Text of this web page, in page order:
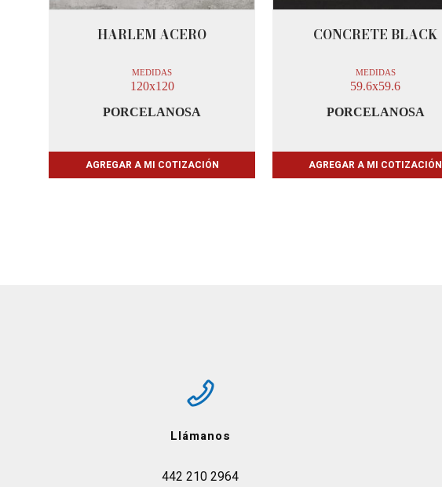
HARLEM ACERO
MEDIDAS
120x120
PORCELANOSA
AGREGAR A MI COTIZACIÓN
CONCRETE BLACK
MEDIDAS
59.6x59.6
PORCELANOSA
AGREGAR A MI COTIZACIÓN
Llámanos
442 210 2964